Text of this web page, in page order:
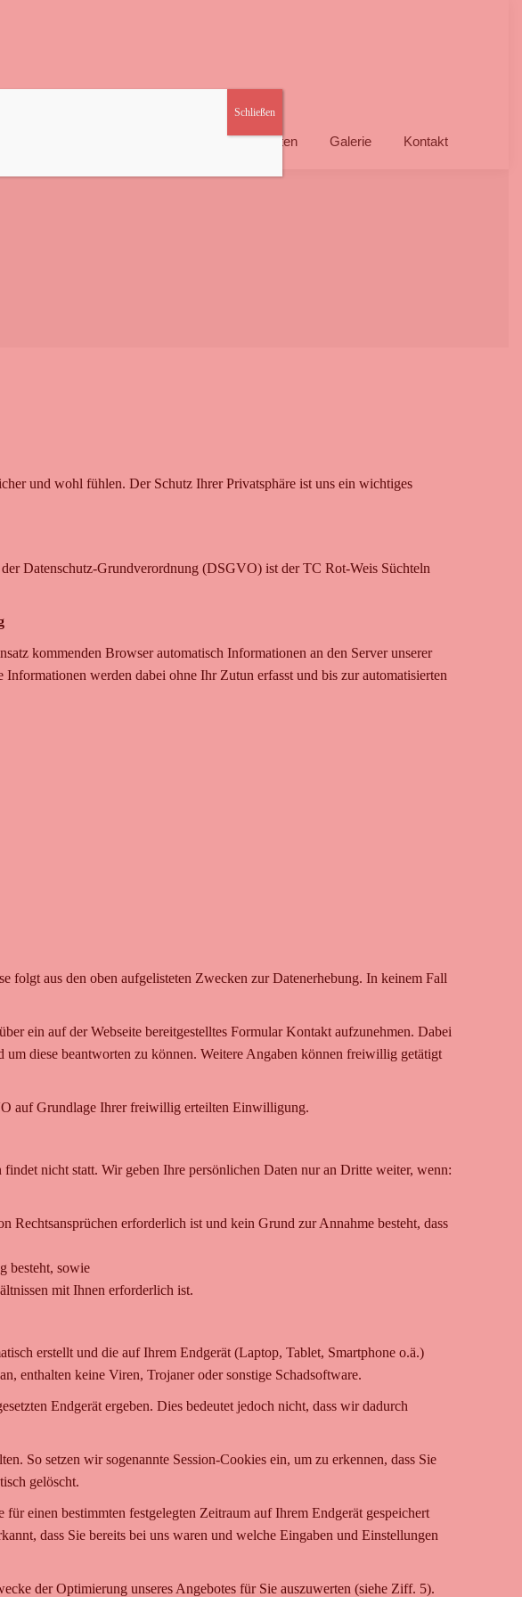
Mannschaften Galerie Kontakt
und wohl fühlen. Der Schutz Ihrer Privatsphäre ist uns ein wichtiges
Datenschutz-Grundverordnung (DSGVO) ist der TC Rot-Weis Süchteln
kommenden Browser automatisch Informationen an den Server unserer
werden dabei ohne Ihr Zutun erfasst und bis zur automatisierten
aus den oben aufgelisteten Zwecken zur Datenerhebung. In keinem Fall
ein auf der Webseite bereitgestelltes Formular Kontakt aufzunehmen. Dabei
diese beantworten zu können. Weitere Angaben können freiwillig getätigt
auf Grundlage Ihrer freiwillig erteilten Einwilligung.
nicht statt. Wir geben Ihre persönlichen Daten nur an Dritte weiter, wenn:
erforderlich ist und kein Grund zur Annahme besteht, dass
besteht, sowie
mit Ihnen erforderlich ist.
erstellt und die auf Ihrem Endgerät (Laptop, Tablet, Smartphone o.ä.)
enthalten keine Viren, Trojaner oder sonstige Schadsoftware.
Endgerät ergeben. Dies bedeutet jedoch nicht, dass wir dadurch
So setzen wir sogenannte Session-Cookies ein, um zu erkennen, dass Sie
gelöscht.
einen bestimmten festgelegten Zeitraum auf Ihrem Endgerät gespeichert
dass Sie bereits bei uns waren und welche Eingaben und Einstellungen
der Optimierung unseres Angebotes für Sie auszuwerten (siehe Ziff. 5).
Schließen